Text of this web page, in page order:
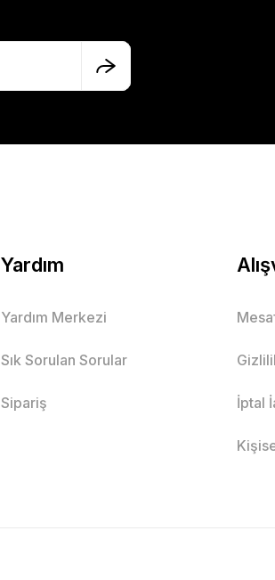
Yardım
Yardım Merkezi
Sık Sorulan Sorular
Sipariş İptal